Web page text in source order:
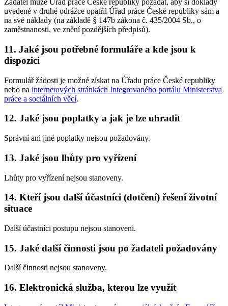
Žadatel může Úřad práce České republiky požádat, aby si doklady
uvedené v druhé odrážce opatřil Úřad práce České republiky sám a
na své náklady (na základě § 147b zákona č. 435/2004 Sb., o
zaměstnanosti, ve znění pozdějších předpisů).
11. Jaké jsou potřebné formuláře a kde jsou k
dispozici
Formulář žádosti je možné získat na Úřadu práce České republiky
nebo na internetových stránkách Integrovaného portálu Ministerstva
práce a sociálních věcí.
12. Jaké jsou poplatky a jak je lze uhradit
Správní ani jiné poplatky nejsou požadovány.
13. Jaké jsou lhůty pro vyřízení
Lhůty pro vyřízení nejsou stanoveny.
14. Kteří jsou další účastníci (dotčení) řešení životní
situace
Další účastníci postupu nejsou stanoveni.
15. Jaké další činnosti jsou po žadateli požadovány
Další činnosti nejsou stanoveny.
16. Elektronická služba, kterou lze využít